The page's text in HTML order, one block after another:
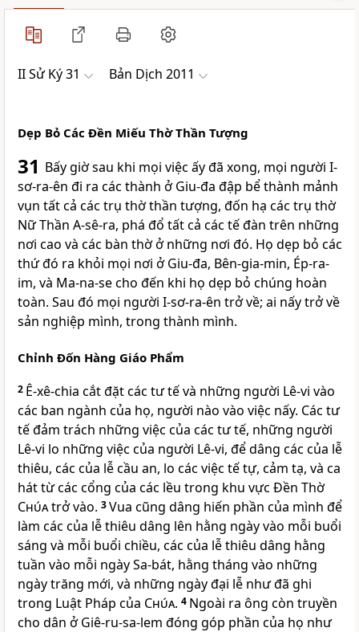
II Sử Ký 31 Bản Dịch 2011
Dẹp Bỏ Các Ðền Miếu Thờ Thần Tượng
31 Bấy giờ sau khi mọi việc ấy đã xong, mọi người I-
sơ-ra-ên đi ra các thành ở Giu-đa đập bể thành mảnh
vụn tất cả các trụ thờ thần tượng, đốn hạ các trụ thờ
Nữ Thần A-sê-ra, phá đổ tất cả các tế đàn trên những
nơi cao và các bàn thờ ở những nơi đó. Họ dẹp bỏ các
thứ đó ra khỏi mọi nơi ở Giu-đa, Bên-gia-min, Ép-ra-
im, và Ma-na-se cho đến khi họ dẹp bỏ chúng hoàn
toàn. Sau đó mọi người I-sơ-ra-ên trở về; ai nấy trở về
sản nghiệp mình, trong thành mình.
Chỉnh Ðốn Hàng Giáo Phẩm
2 Ê-xê-chia cắt đặt các tư tế và những người Lê-vi vào
các ban ngành của họ, người nào vào việc nấy. Các tư
tế đảm trách những việc của các tư tế, những người
Lê-vi lo những việc của người Lê-vi, để dâng các của lễ
thiêu, các của lễ cầu an, lo các việc tế tự, cảm tạ, và ca
hát từ các cổng của các lều trong khu vực Ðền Thờ
Chúatrở vào. 3Vua cũng dâng hiến phần của mình để
làm các của lễ thiêu dâng lên hằng ngày vào mỗi buổi
sáng và mỗi buổi chiều, các của lễ thiêu dâng hằng
tuần vào mỗi ngày Sa-bát, hằng tháng vào những
ngày trăng mới, và những ngày đại lễ như đã ghi
trong Luật Pháp của Chúa. 4 Ngoài ra ông còn truyền
cho dân ở Giê-ru-sa-lem đóng góp phần của họ như